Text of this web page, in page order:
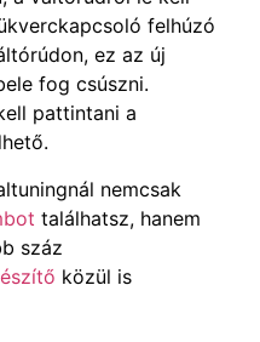
felhúzó
ez az új
fog csúszni.
pattintani a
nemcsak
találhatsz, hanem
száz
közül is